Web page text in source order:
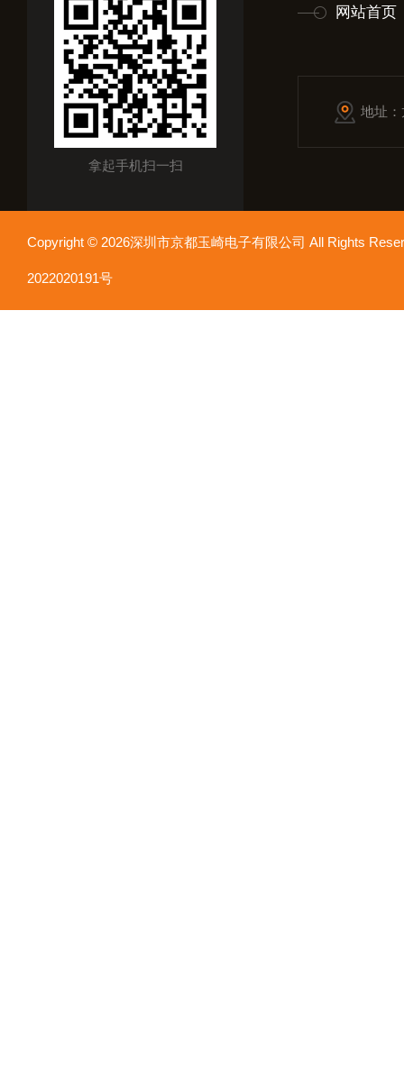
拿起手机扫一扫
网站首页
地址
Copyright © 2026深圳市京都玉崎电子有限公司 All Rights
2022020191号